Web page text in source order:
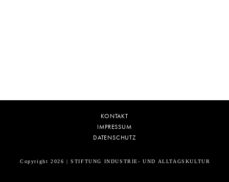
KONTAKT
IMPRESSUM
DATENSCHUTZ
Copyright 2026 | STIFTUNG INDUSTRIE- UND ALLTAGSKULTUR